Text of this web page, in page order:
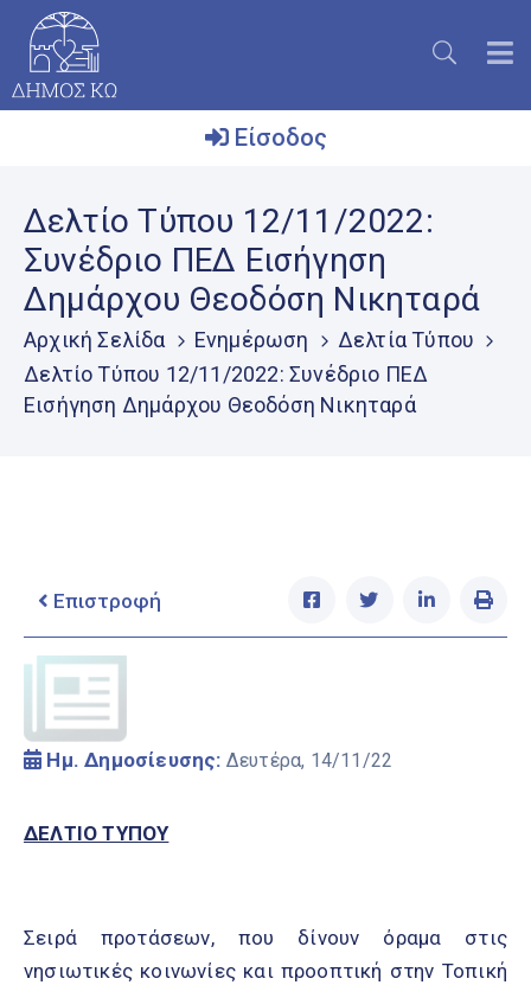
Δήμος
Το
Νησί
Ενημέρωση
Επικοινωνία
Είσοδος
Δελτίο Τύπου 12/11/2022:
Συνέδριο ΠΕΔ Εισήγηση
Δημάρχου Θεοδόση Νικηταρά
Αρχική Σελίδα Ενημέρωση
Δελτία Τύπου
Δελτίο Τύπου 12/11/2022: Συνέδριο ΠΕΔ
Εισήγηση Δημάρχου Θεοδόση Νικηταρά
Επιστροφή
Ημ. Δημοσίευσης: Δευτέρα, 14/11/22
ΔΕΛΤΙΟ ΤΥΠΟΥ
Σειρά προτάσεων, που δίνουν όραμα στις
νησιωτικές κοινωνίες και προοπτική στην Τοπική